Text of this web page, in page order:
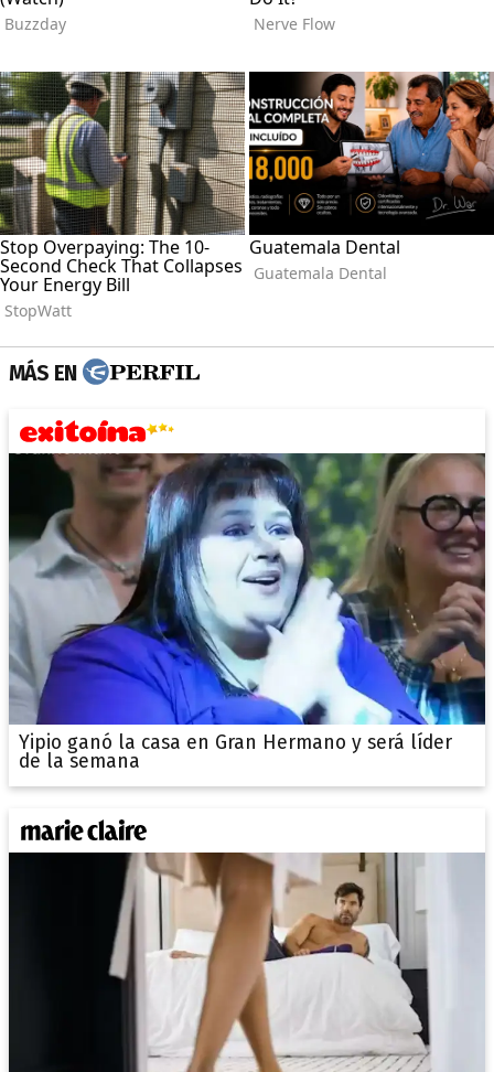
MÁS EN
Yipio ganó la casa en Gran Hermano y será líder
de la semana